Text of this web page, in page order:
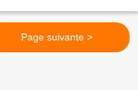
Page suivante >